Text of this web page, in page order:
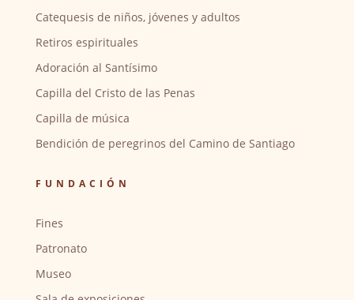
Catequesis de niños, jóvenes y adultos
Retiros espirituales
Adoración al Santísimo
Capilla del Cristo de las Penas
Capilla de música
Bendición de peregrinos del Camino de Santiago
FUNDACIÓN
Fines
Patronato
Museo